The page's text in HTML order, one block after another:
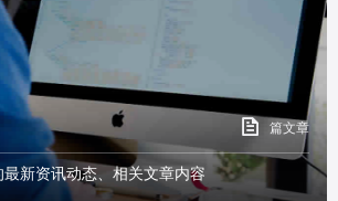
篇文章
新资讯动态、相关文章内容